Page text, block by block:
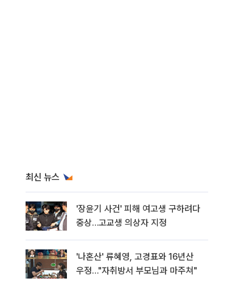
최신 뉴스
'장윤기 사건' 피해 여고생 구하려다
중상…고교생 의상자 지정
'나혼산' 류혜영, 고경표와 16년산
우정…"자취방서 부모님과 마주쳐"